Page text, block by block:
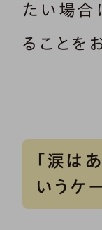
たい場合
ることを
「涙は
いうケ